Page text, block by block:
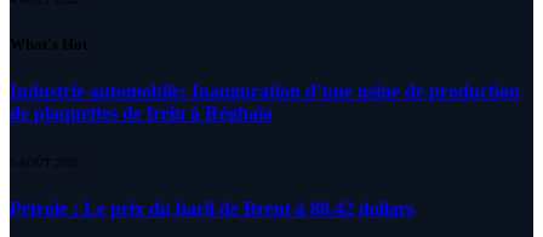
What's Hot
Industrie automobile: Inauguration d’une usine de production
de plaquettes de frein à Réghaïa
5 AOÛT 2026
Pétrole : Le prix du baril de Brent à 80.42 dollars